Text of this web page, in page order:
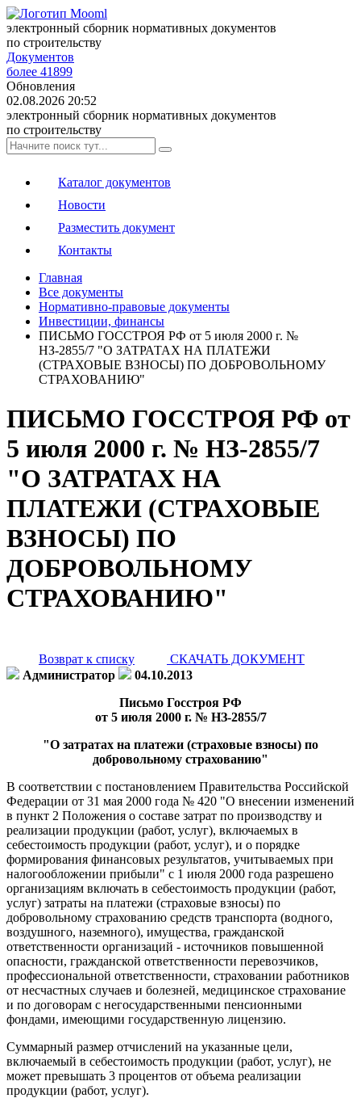
электронный сборник нормативных документов
по строительству
Документов
более 41899
Обновления
02.08.2026 20:52
электронный сборник нормативных документов
по строительству
Каталог документов
Новости
Разместить документ
Контакты
Главная
Все документы
Нормативно-правовые документы
Инвестиции, финансы
ПИСЬМО ГОССТРОЯ РФ от 5 июля 2000 г. №
НЗ-2855/7 "О ЗАТРАТАХ НА ПЛАТЕЖИ
(СТРАХОВЫЕ ВЗНОСЫ) ПО ДОБРОВОЛЬНОМУ
СТРАХОВАНИЮ"
ПИСЬМО ГОССТРОЯ РФ от
5 июля 2000 г. № НЗ-2855/7
"О ЗАТРАТАХ НА
ПЛАТЕЖИ (СТРАХОВЫЕ
ВЗНОСЫ) ПО
ДОБРОВОЛЬНОМУ
СТРАХОВАНИЮ"
Возврат к списку
СКАЧАТЬ ДОКУМЕНТ
Администратор
04.10.2013
Письмо Госстроя РФ
от 5 июля 2000 г. № НЗ-2855/7
"О затратах на платежи (страховые взносы) по
добровольному страхованию"
В соответствии с постановлением Правительства Российской
Федерации от 31 мая 2000 года № 420 "О внесении изменений
в пункт 2 Положения о составе затрат по производству и
реализации продукции (работ, услуг), включаемых в
себестоимость продукции (работ, услуг), и о порядке
формирования финансовых результатов, учитываемых при
налогообложении прибыли" с 1 июля 2000 года разрешено
организациям включать в себестоимость продукции (работ,
услуг) затраты на платежи (страховые взносы) по
добровольному страхованию средств транспорта (водного,
воздушного, наземного), имущества, гражданской
ответственности организаций - источников повышенной
опасности, гражданской ответственности перевозчиков,
профессиональной ответственности, страховании работников
от несчастных случаев и болезней, медицинское страхование
и по договорам с негосударственными пенсионными
фондами, имеющими государственную лицензию.
Суммарный размер отчислений на указанные цели,
включаемый в себестоимость продукции (работ, услуг), не
может превышать 3 процентов от объема реализации
продукции (работ, услуг).